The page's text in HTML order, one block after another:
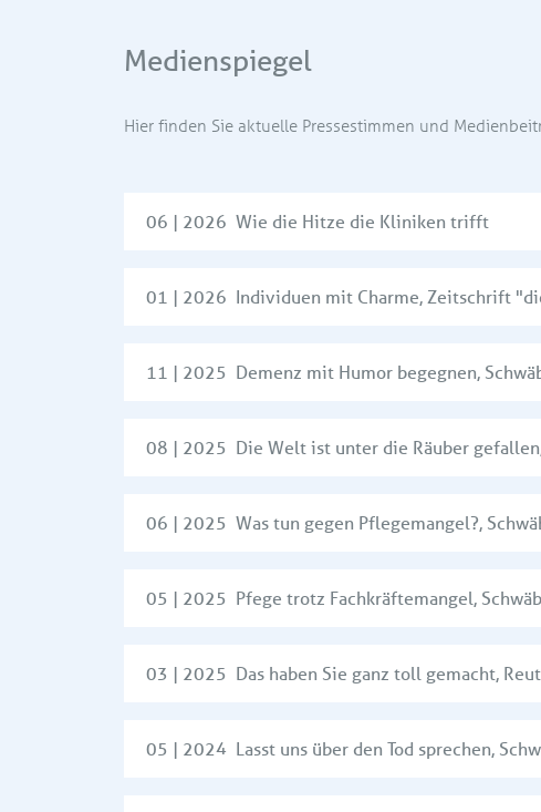
Medienspiegel
Hier finden Sie aktuelle Pressestimmen und
06 | 2026 Wie die Hitze die Kliniken trifft
01 | 2026 Individuen mit Charme, Zeitschrift
11 | 2025 Demenz mit Humor begegnen,
08 | 2025 Die Welt ist unter die Räuber
06 | 2025 Was tun gegen Pflegemangel?,
05 | 2025 Pfege trotz Fachkräftemangel,
03 | 2025 Das haben Sie ganz toll gemacht,
05 | 2024 Lasst uns über den Tod sprechen,